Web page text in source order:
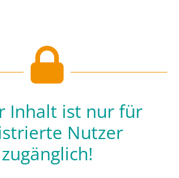
Inhalt ist nur für
Nutzer
zugänglich!